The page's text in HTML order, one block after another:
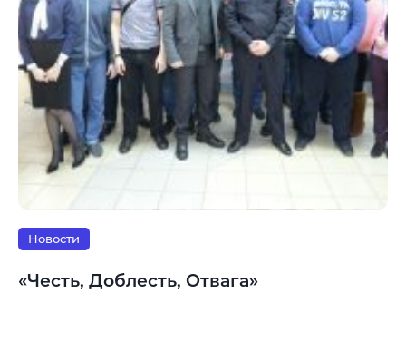
Новости
«Честь, Доблесть, Отвага»